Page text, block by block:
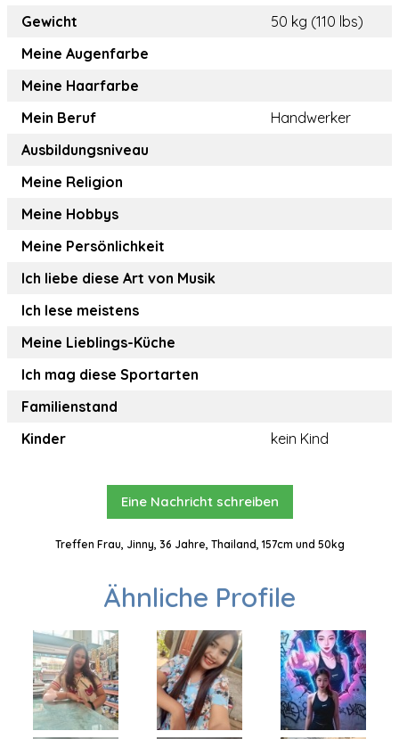
Gewicht
50 kg (110 lbs)
Meine Augenfarbe
Meine Haarfarbe
Mein Beruf
Handwerker
Ausbildungsniveau
Meine Religion
Meine Hobbys
Meine Persönlichkeit
Ich liebe diese Art von Musik
Ich lese meistens
Meine Lieblings-Küche
Ich mag diese Sportarten
Familienstand
Kinder
kein Kind
Eine Nachricht schreiben
Treffen Frau, Jinny, 36 Jahre, Thailand, 157cm und 50kg
Ähnliche Profile